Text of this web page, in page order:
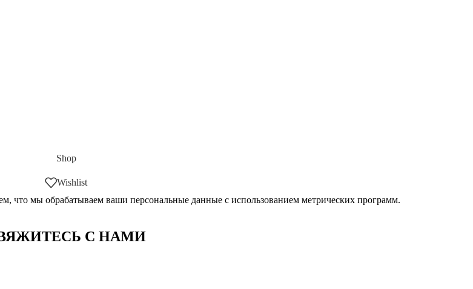
Shop
Wishlist
что мы обрабатываем ваши персональные данные с использованием метрических программ.
С НАМИ